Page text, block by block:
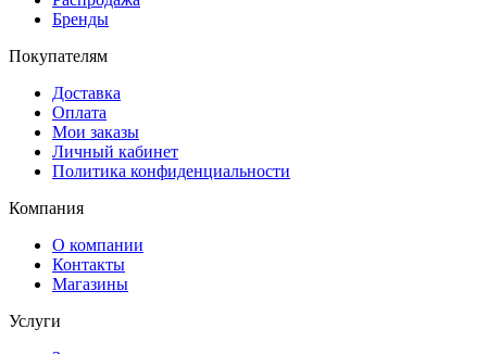
Бренды
Покупателям
Доставка
Оплата
Мои заказы
Личный кабинет
Политика конфиденциальности
Компания
О компании
Контакты
Магазины
Услуги